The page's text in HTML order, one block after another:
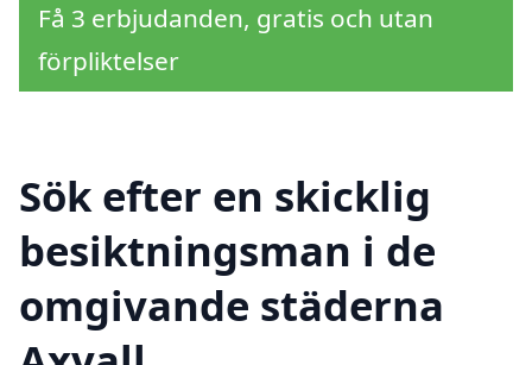
Få 3 erbjudanden, gratis och utan
förpliktelser
Sök efter en skicklig
besiktningsman i de
omgivande städerna